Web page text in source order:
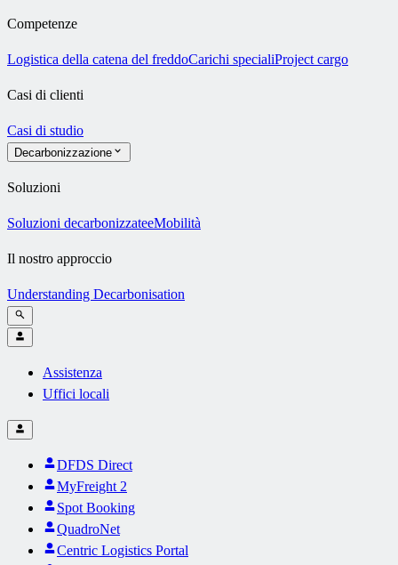
Competenze
Logistica della catena del freddoCarichi specialiProject cargo
Casi di clienti
Casi di studio
Decarbonizzazione
Soluzioni
Soluzioni decarbonizzateeMobilità
Il nostro approccio
Understanding Decarbonisation
Assistenza
Uffici locali
DFDS Direct
MyFreight 2
Spot Booking
QuadroNet
Centric Logistics Portal